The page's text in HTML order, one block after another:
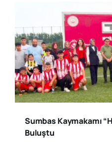
Sumbas Kaymakamı
Buluştu